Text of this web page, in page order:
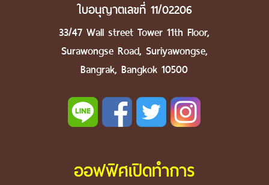
ใบอนุญาตเลขที่ 11/02206
33/47 Wall street Tower 11th Floor,
Surawongse Road, Suriyawongse,
Bangrak, Bangkok 10500
ออฟฟิศเปิดทำการ